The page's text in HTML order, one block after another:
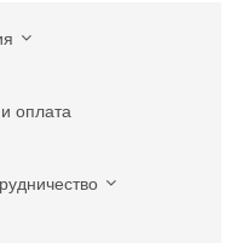
оплата